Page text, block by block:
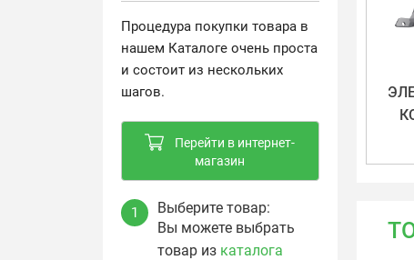
Процедура покупки товара в
нашем Каталоге очень проста
и состоит из нескольких
шагов.
Перейти в интернет-
магазин
1
Выберите товар:
Вы можете выбрать
товар из каталога